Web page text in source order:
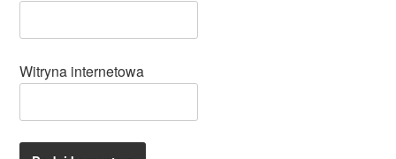
Witryna internetowa